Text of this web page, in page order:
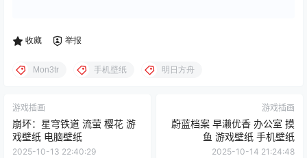
收藏 举报
Mon3tr 手机壁纸 明日方舟
游戏插画
崩坏：星穹铁道 流萤 樱花 游
戏壁纸 电脑壁纸
2025-10-13 22:40:29
游戏插画
蔚蓝档案 早濑优香 办公室 摸
鱼 游戏壁纸 手机壁纸
2025-10-14 21:24:48